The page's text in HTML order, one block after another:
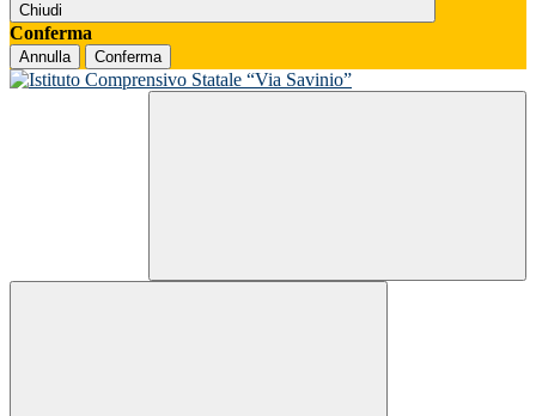
Chiudi
Conferma
Annulla Conferma